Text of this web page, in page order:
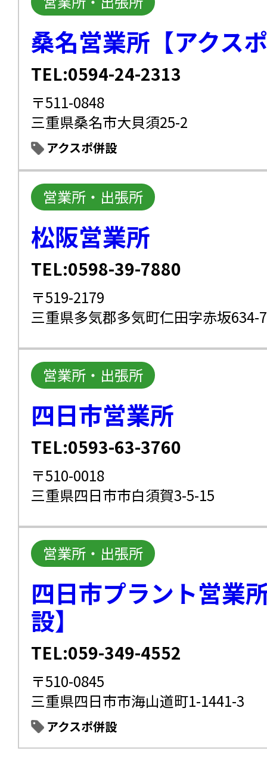
桑名営業所【アクス
TEL:0594-24-2313
〒511-0848
三重県桑名市大貝須25-2
アクスポ併設
営業所・出張所
松阪営業所
TEL:0598-39-7880
〒519-2179
三重県多気郡多気町仁田字赤坂634-7
営業所・出張所
四日市営業所
TEL:0593-63-3760
〒510-0018
三重県四日市市白須賀3-5-15
営業所・出張所
四日市プラント営業
設】
TEL:059-349-4552
〒510-0845
三重県四日市市海山道町1-1441-3
アクスポ併設